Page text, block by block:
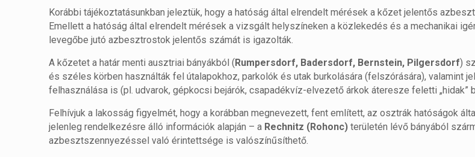
Korábbi tájékoztatásunkban jeleztük, hogy a hatóság által elrendelt mérések a kőzet jelentős
Emellett a hatóság által elrendelt mérések a vizsgált helyszíneken a közlekedés és a mechanikai
levegőbe jutó azbesztrostok jelentős számát is igazolták.
A kőzetet a határ menti ausztriai bányákból ( Rumpersdorf, Badersdorf, Bernstein, Pilgersdorf)
és széles körben használták fel útalapokhoz, parkolók és utak burkolására (felszórására), valamint
felhasználása is (pl. udvarok, gépkocsi bejárók, csapadékvíz-elvezető árkok áteresze feletti „hidak”
Felhívjuk a lakosság figyelmét, hogy a korábban megnevezett, fent említett, az osztrák hatóságok
jelenleg rendelkezésre álló információk alapján – a Rechnitz (Rohonc) területén lévő bányából
azbesztszennyezéssel való érintettsége is valószínűsíthető.